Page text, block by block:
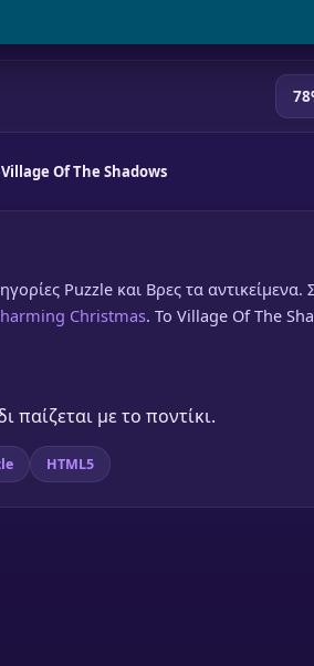
78
Village Of The Shadows
Puzzle και Βρες τα αντικείμενα.
Christmas. Το Village Of The
παίζεται με το ποντίκι.
HTML5